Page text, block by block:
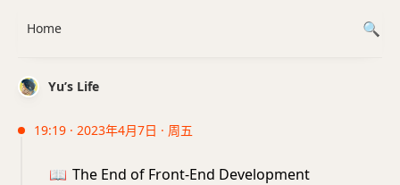
Yu’s Life
19:19 · 2023年4月7日 · 周五
📖 The End of Front-End Development
Home